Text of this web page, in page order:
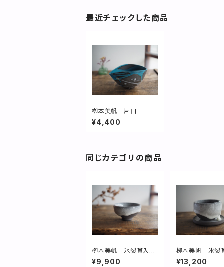
最近チェックした商品
栁本美帆 片口
¥4,400
同じカテゴリの商品
栁本美帆 氷裂貫入酒
器
¥9,900
栁本美帆 氷裂
木鉢
¥13,200